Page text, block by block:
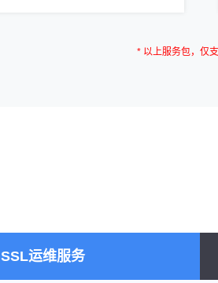
* 以上服务包，仅
SSL运维服务